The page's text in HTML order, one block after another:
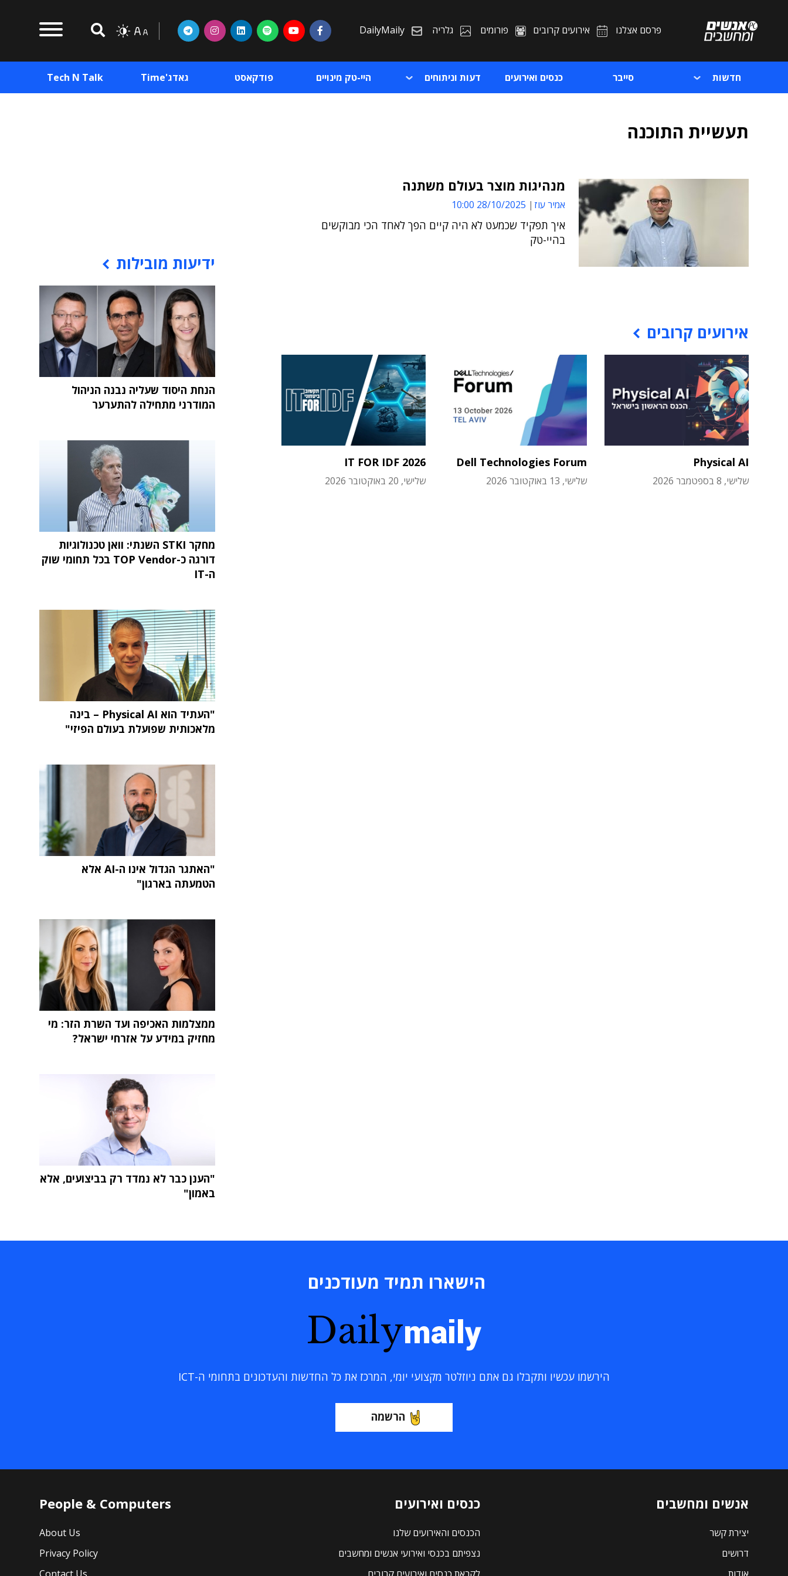
פרסם אצלנו אירועים קרובים פורומים גלריה DailyMaily
חדשות סייבר כנסים ואירועים דעות וניתוחים היי-טק מינויים פודקאסט גאדג'Time Tech N Talk
תעשיית התוכנה
מנהיגות מוצר בעולם משתנה
אמיר עוז 28/10/2025 10:00
איך תפקיד שכמעט לא היה קיים הפך לאחד הכי מבוקשים
בהיי-טק
אירועים קרובים
Physical AI
שלישי, 8 בספטמבר 2026
Dell Technologies Forum
שלישי, 13 באוקטובר 2026
IT FOR IDF 2026
שלישי, 20 באוקטובר 2026
ידיעות מובילות
הנחת היסוד שעליה נבנה הניהול
המודרני מתחילה להתערער
מחקר STKI השנתי: וואן טכנולוגיות
דורגה כ-TOP Vendor בכל תחומי שוק
ה-IT
"העתיד הוא Physical AI – בינה
מלאכותית שפועלת בעולם הפיזי"
"האתגר הגדול אינו ה-AI אלא
הטמעתה בארגון"
ממצלמות האכיפה ועד השרת הזר: מי
מחזיק במידע על אזרחי ישראל?
"הענן כבר לא נמדד רק בביצועים, אלא
באמון"
הישארו תמיד מעודכנים
Dailymaily
הירשמו עכשיו ותקבלו גם אתם ניוזלטר מקצועי יומי, המרכז את כל החדשות והעדכונים בתחומי ה-ICT
הרשמה
אנשים ומחשבים
יצירת קשר
דרושים
כנסים ואירועים
הכנסים והאירועים שלנו
נצפיתם בכנסי ואירועי אנשים ומחשבים
People & Computers
About Us
Privacy Policy